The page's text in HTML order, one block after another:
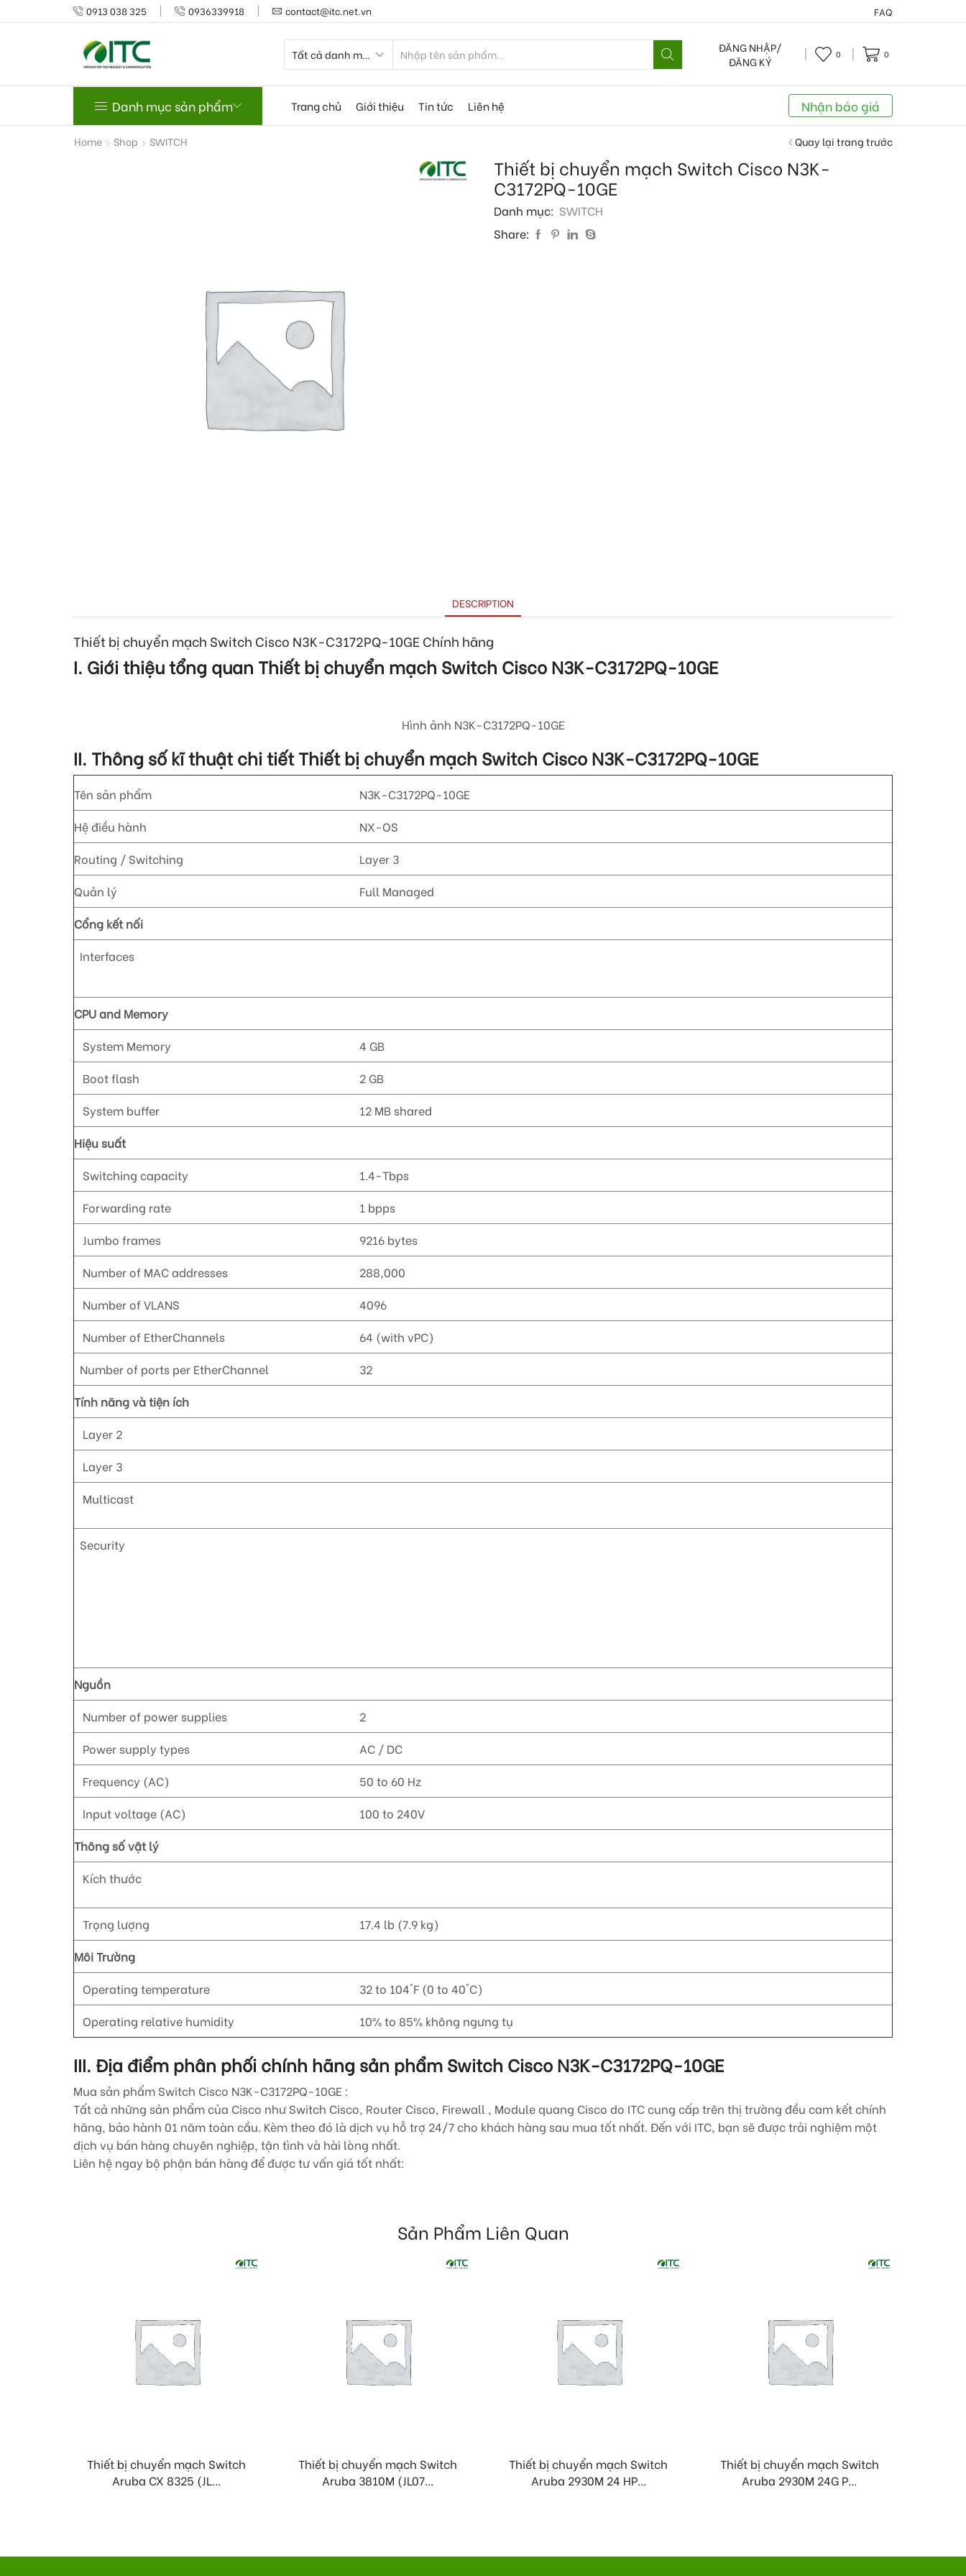
0913 038 325 0936339918 contact@itc.net.vn FAQ
ĐĂNG NHẬP/
ĐĂNG KÝ
0 0
Danh mục sản phẩm Trang chủ Giới thiệu Tin tức Liên hệ Nhận báo giá
Home Shop SWITCH Quay lại trang trước
Thiết bị chuyển mạch Switch Cisco N3K-
C3172PQ-10GE
Danh mục: SWITCH
Share:
DESCRIPTION
Thiết bị chuyển mạch Switch Cisco N3K-C3172PQ-10GE Chính hãng
I. Giới thiệu tổng quan Thiết bị chuyển mạch Switch Cisco N3K-C3172PQ-10GE
Hình ảnh N3K-C3172PQ-10GE
II. Thông số kĩ thuật chi tiết Thiết bị chuyển mạch Switch Cisco N3K-C3172PQ-10GE
Tên sản phẩm
N3K-C3172PQ-10GE
Hệ điều hành
NX-OS
Routing / Switching
Layer 3
Quản lý
Full Managed
Cổng kết nối
Interfaces
CPU and Memory
System Memory
4 GB
Boot flash
2 GB
System buffer
12 MB shared
Hiệu suất
Switching capacity
1.4-Tbps
Forwarding rate
1 bpps
Jumbo frames
9216 bytes
Number of MAC addresses
288,000
Number of VLANS
4096
Number of EtherChannels
64 (with vPC)
Number of ports per EtherChannel
32
Tính năng và tiện ích
Layer 2
Layer 3
Multicast
Security
Nguồn
Number of power supplies
2
Power supply types
AC / DC
Frequency (AC)
50 to 60 Hz
Input voltage (AC)
100 to 240V
Thông số vật lý
Kích thước
Trọng lượng
17.4 lb (7.9 kg)
Môi Trường
Operating temperature
32 to 104°F (0 to 40°C)
Operating relative humidity
10% to 85% không ngưng tụ
III. Địa điểm phân phối chính hãng sản phẩm Switch Cisco N3K-C3172PQ-10GE
Mua sản phẩm Switch Cisco N3K-C3172PQ-10GE :
Tất cả những sản phẩm của Cisco như Switch Cisco, Router Cisco, Firewall , Module quang Cisco do ITC cung cấp trên thị trường đều cam kết chính
hãng, bảo hành 01 năm toàn cầu. Kèm theo đó là dịch vụ hỗ trợ 24/7 cho khách hàng sau mua tốt nhất. Đến với ITC, bạn sẽ được trải nghiệm một
dịch vụ bán hàng chuyên nghiệp, tận tình và hài lòng nhất.
Liên hệ ngay bộ phận bán hàng để được tư vấn giá tốt nhất:
Sản Phẩm Liên Quan
Thiết bị chuyển mạch Switch
Aruba CX 8325 (JL...
Thiết bị chuyển mạch Switch
Aruba 3810M (JL07...
Thiết bị chuyển mạch Switch
Aruba 2930M 24 HP...
Thiết bị chuyển mạch Switch
Aruba 2930M 24G P...